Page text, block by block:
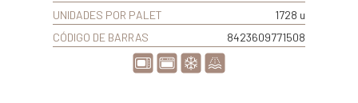
UNIDADES POR PALET
1728 u
CÓDIGO DE BARRAS
8423609771508